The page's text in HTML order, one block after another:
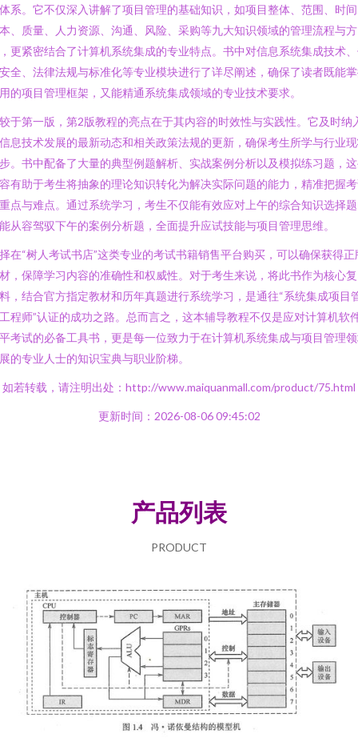
系。它不仅深入讲解了项目管理的基础知识，如项目整体、范围、时
、质量、人力资源、沟通、风险、采购等九大知识领域的管理流程与方
更紧密结合了计算机系统集成的专业特点。书中对信息系统集成技术
全、法律法规与标准化等专业模块进行了详尽阐述，确保了读者既能
的项目管理框架，又能精通系统集成领域的专业技术要求。
于第一版，第2版教程的亮点在于其内容的时效性与实践性。它及时纳
息技术发展的最新动态和相关政策法规的更新，确保考生所学与行业
。书中配备了大量的典型例题解析、实战案例分析以及模拟练习题，
有助于考生将抽象的理论知识转化为解决实际问题的能力，精准把握
点与难点。通过系统学习，考生不仅能有效应对上午的综合知识选择
从容驾驭下午的案例分析题，全面提升应试技能与项目管理思维。
在“树人考试书店”这类专业的考试书籍销售平台购买，可以确保获得正
，保障学习内容的准确性和权威性。对于考生来说，将此书作为核心
，结合官方指定教材和历年真题进行系统学习，是通往“系统集成项目
程师”认证的成功之路。总而言之，这本辅导教程不仅是应对计算机软
考试的必备工具书，更是每一位致力于在计算机系统集成与项目管理
的专业人士的知识宝典与职业阶梯。
如若转载，请注明出处：http://www.maiquanmall.com/product/75.html
更新时间：2026-08-06 09:45:02
产品列表
PRODUCT